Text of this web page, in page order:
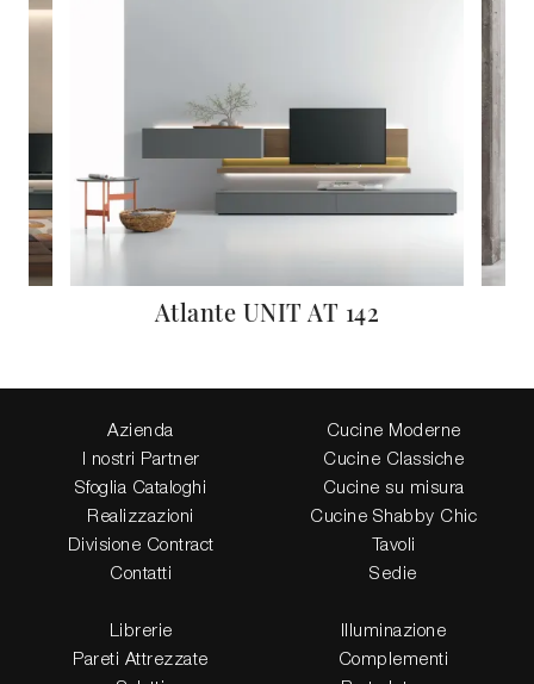
Atlante UNIT AT 142
Azienda
I nostri Partner
Sfoglia Cataloghi
Realizzazioni
Divisione Contract
Contatti
Cucine Moderne
Cucine Classiche
Cucine su misura
Cucine Shabby Chic
Tavoli
Sedie
Librerie
Pareti Attrezzate
Illuminazione
Complementi